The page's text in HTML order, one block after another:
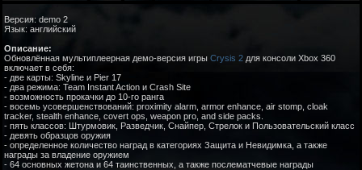
Версия: demo 2
Язык: английский
Описание:
Обновлённая мультиплеерная демо-версия игры Crysis 2 для консоли Xbox 360
включает в себя:
- две карты: Skyline и Pier 17
- два режима: Team Instant Action и Crash Site
- возможность прокачки до 10-го ранга
- восемь усовершенствований: proximity alarm, armor enhance, air stomp, cloak
tracker, stealth enhance, covert ops, weapon pro, and side packs.
- пять классов: Штурмовик, Разведчик, Снайпер, Стрелок и Пользовательский класс
- девять образцов оружия
- определенное количество наград в категориях Защита и Невидимка, а также
награды за владение оружием
- 64 основных жетона и 64 таинственных, а также послематчевые награды